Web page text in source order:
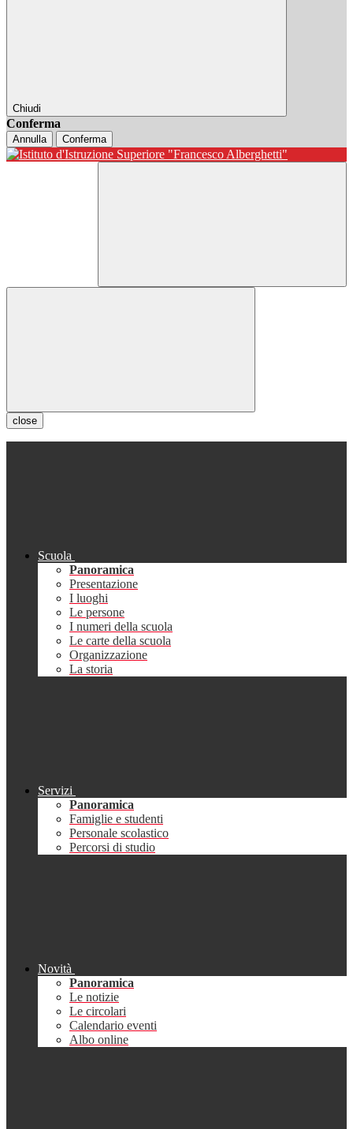
Chiudi
Conferma
Annulla Conferma
close
Scuola
Panoramica
Presentazione
I luoghi
Le persone
I numeri della scuola
Le carte della scuola
Organizzazione
La storia
Servizi
Panoramica
Famiglie e studenti
Personale scolastico
Percorsi di studio
Novità
Panoramica
Le notizie
Le circolari
Calendario eventi
Albo online